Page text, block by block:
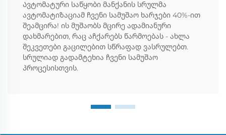
Ავტომატური საწყობი მანქანის სრულმა
ავტომატიზაციამ ჩვენი სამუშაო ხარჯები 40%-ით
შეამცირა! ის მუშაობს მცირე ადამიანური
დახმარებით, რაც აჩქარებს წარმოებას - ახლა
შეკვეთები გაცილებით სწრაფად ვასრულებთ.
სრულიად გადამტეხია ჩვენი სამუშაო
პროცესისთვის.